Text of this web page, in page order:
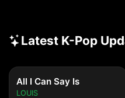
Latest K-Pop
All I Can Say Is
LOUIS